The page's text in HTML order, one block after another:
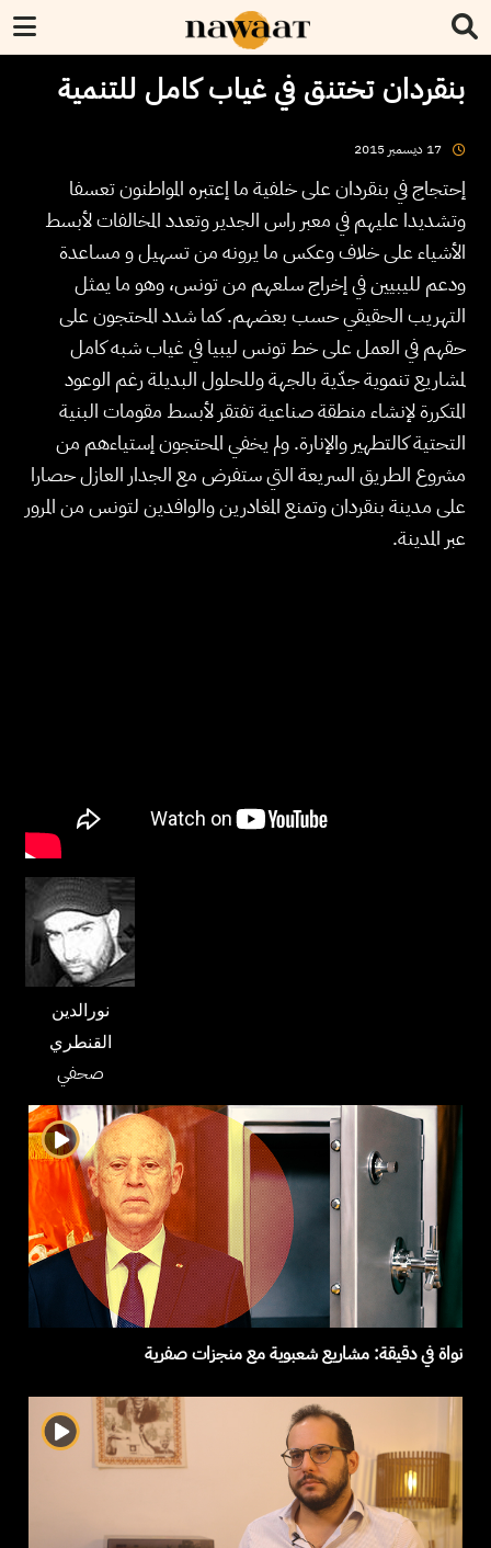
بنقردان تختنق في غياب كامل للتنمية
17 ديسمبر 2015
إحتجاج في بنقردان على خلفية ما إعتبره المواطنون تعسفا
وتشديدا عليهم في معبر راس الجدير وتعدد المخالفات لأبسط
الأشياء على خلاف وعكس ما يرونه من تسهيل و مساعدة
ودعم لليبيين في إخراج سلعهم من تونس، وهو ما يمثل
التهريب الحقيقي حسب بعضهم. كما شدد المحتجون على
حقهم في العمل على خط تونس ليبيا في غياب شبه كامل
لمشاريع تنموية جدّية بالجهة وللحلول البديلة رغم الوعود
المتكررة لإنشاء منطقة صناعية تفتقر لأبسط مقومات البنية
التحتية كالتطهير والإنارة. ولم يخفي المحتجون إستياءهم من
مشروع الطريق السريعة التي ستفرض مع الجدار العازل حصارا
على مدينة بنقردان وتمنع المغادرين والوافدين لتونس من المرور
عبر المدينة.
نورالدين
القنطري
صحفي
نواة في دقيقة: مشاريع شعبوية مع منجزات صفرية